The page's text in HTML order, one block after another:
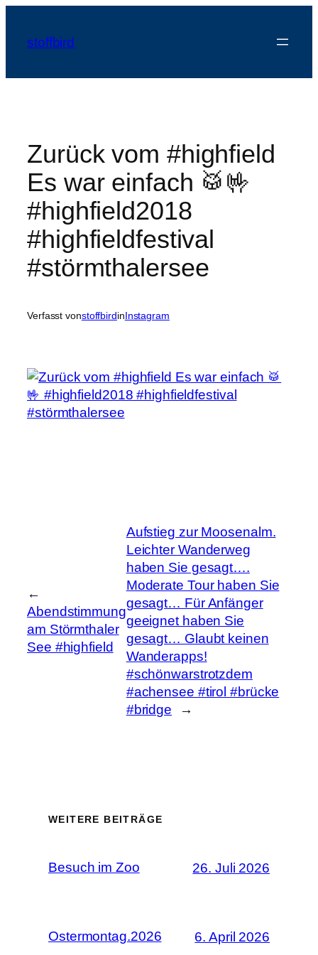
springen
stoffbird
Zurück vom #highfield
Es war einfach 🥁🤟
#highfield2018
#highfieldfestival
#störmthalersee
Verfasst vonstoffbirdinInstagram
←
Abendstimmung
am Störmthaler
See #highfield
Aufstieg zur Moosenalm.
Leichter Wanderweg
haben Sie gesagt….
Moderate Tour haben Sie
gesagt… Für Anfänger
geeignet haben Sie
gesagt… Glaubt keinen
Wanderapps!
#schönwarstrotzdem
#achensee #tirol #brücke
#bridge
→
WEITERE BEITRÄGE
Besuch im Zoo 26. Juli 2026
Ostermontag.2026 6. April 2026